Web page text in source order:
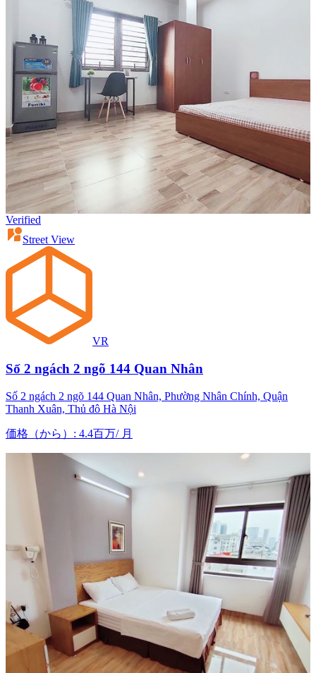
Verified
Street View
VR
Số 2 ngách 2 ngõ 144 Quan Nhân
Số 2 ngách 2 ngõ 144 Quan Nhân, Phường Nhân Chính, Quận
Thanh Xuân, Thủ đô Hà Nội
価格（から） : 4.4百万/月